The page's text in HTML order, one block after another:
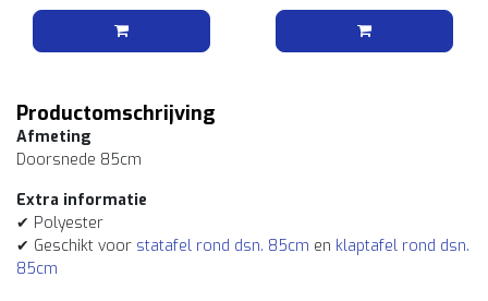
Productomschrijving
Afmeting
Doorsnede 85cm
Extra informatie
✔ Polyester
✔ Geschikt voor statafel rond dsn. 85cm en klaptafel rond dsn.
85cm